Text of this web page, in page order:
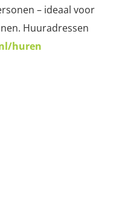
– ideaal voor
Huuradressen
huren